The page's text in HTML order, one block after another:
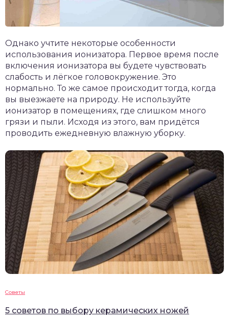
Однако учтите некоторые особенности
использования ионизатора. Первое время после
включения ионизатора вы будете чувствовать
слабость и лёгкое головокружение. Это
нормально. То же самое происходит тогда, когда
вы выезжаете на природу. Не используйте
ионизатор в помещениях, где слишком много
грязи и пыли. Исходя из этого, вам придётся
проводить ежедневную влажную уборку.
Советы
5 советов по выбору керамических ножей